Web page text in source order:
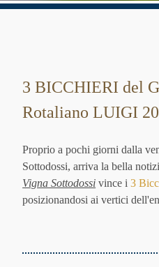
3 BICCHIERI del
Rotaliano LUIGI
Proprio a pochi giorni dalla
Sottodossi, arriva la bella
Vigna Sottodossi vince i3
posizionandosi ai vertici